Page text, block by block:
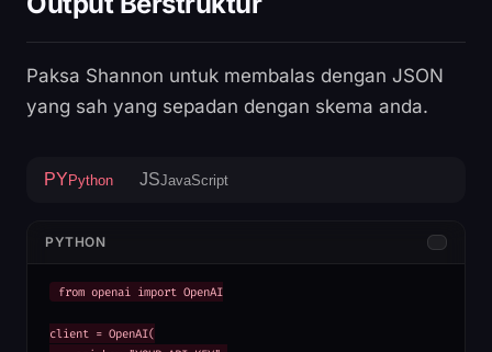
Paksa Shannon untuk membalas dengan JSON
yang sah yang sepadan dengan skema anda.
PYPython JSJavaScript
PYTHON
from openai import OpenAI
client = OpenAI(